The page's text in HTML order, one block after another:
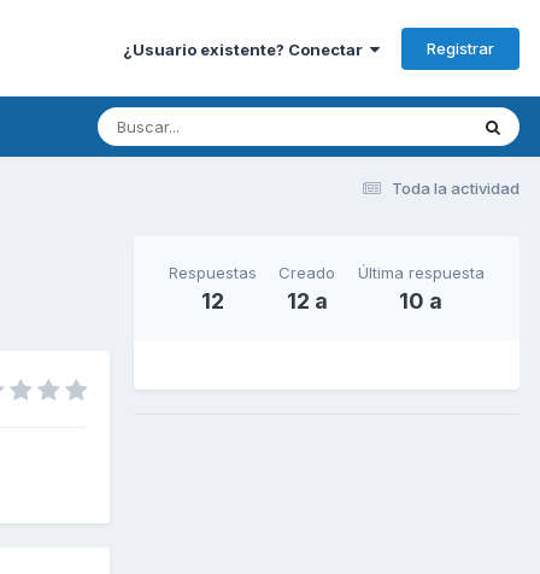
¿Usuario existente? Conectar Registrar
Toda la actividad
Respuestas
12
Creado
12 a
Última respuesta
10 a